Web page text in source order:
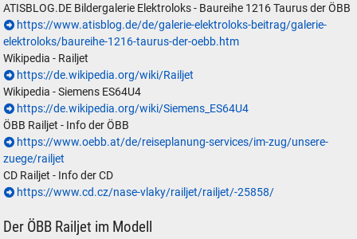
ATISBLOG.DE Bildergalerie Elektroloks - Baureihe 1216 Taurus der ÖBB
https://www.atisblog.de/de/galerie-elektroloks-beitrag/galerie-
elektroloks/baureihe-1216-taurus-der-oebb.htm
Wikipedia - Railjet
https://de.wikipedia.org/wiki/Railjet
Wikipedia - Siemens ES64U4
https://de.wikipedia.org/wiki/Siemens_ES64U4
ÖBB Railjet - Info der ÖBB
https://www.oebb.at/de/reiseplanung-services/im-zug/unsere-
zuege/railjet
CD Railjet - Info der CD
https://www.cd.cz/nase-vlaky/railjet/railjet/-25858/
Der ÖBB Railjet im Modell